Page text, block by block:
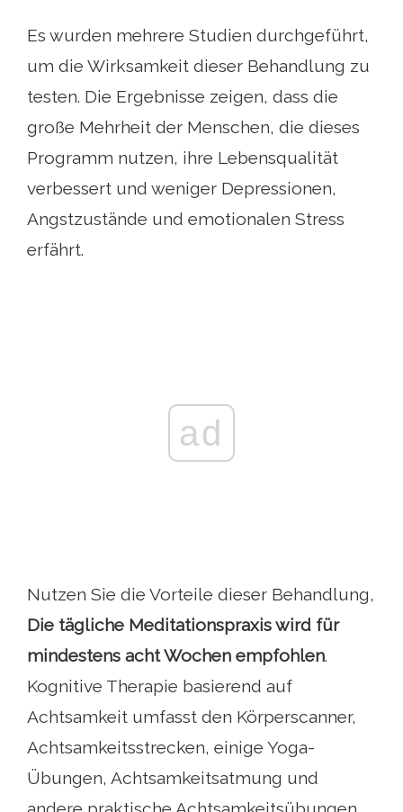
Es wurden mehrere Studien durchgeführt,
um die Wirksamkeit dieser Behandlung zu
testen. Die Ergebnisse zeigen, dass die
große Mehrheit der Menschen, die dieses
Programm nutzen, ihre Lebensqualität
verbessert und weniger Depressionen,
Angstzustände und emotionalen Stress
erfährt.
ad
Nutzen Sie die Vorteile dieser Behandlung,
Die tägliche Meditationspraxis wird für
mindestens acht Wochen empfohlen.
Kognitive Therapie basierend auf
Achtsamkeit umfasst den Körperscanner,
Achtsamkeitsstrecken, einige Yoga-
Übungen, Achtsamkeitsatmung und